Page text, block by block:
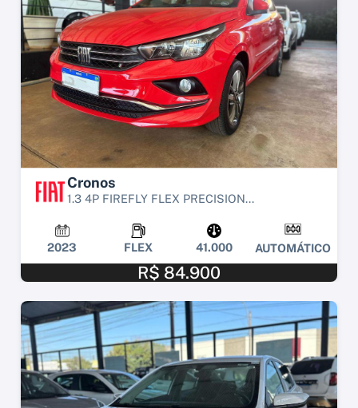
Cronos
1.3 4P FIREFLY FLEX PRECISION...
2023 FLEX 41.000 AUTOMÁTICO
R$ 84.900